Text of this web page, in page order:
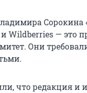
Сорокина
и Wildberries — это
Они
что редакция и